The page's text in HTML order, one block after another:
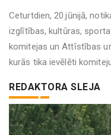
Ceturtdien, 20.jūnijā,
izglītības, kultūras,
komitejas un Attīstības
kurās tika ievēlēti
REDAKTORA SLEJA